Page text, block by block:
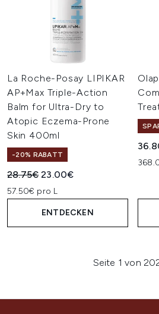
La Roche-Posay LIPIKAR
AP+Max Triple-Action
Balm for Ultra-Dry to
Atopic Eczema-Prone
Skin 400ml
-20% RABATT
Unverbindliche Preisempfehlung:
28.75€Aktueller Preis:
23.00€
57.50€ pro L
ENTDECKEN
Seite 1 von